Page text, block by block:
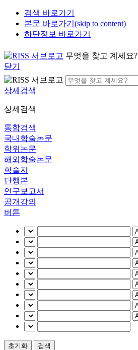
검색 바로가기
본문 바로가기(skip to content)
하단정보 바로가기
무엇을 찾고 계세요?
닫기
상세검색
상세검색
통합검색
국내학술논문
학위논문
해외학술논문
학술지
단행본
연구보고서
공개강의
버튼